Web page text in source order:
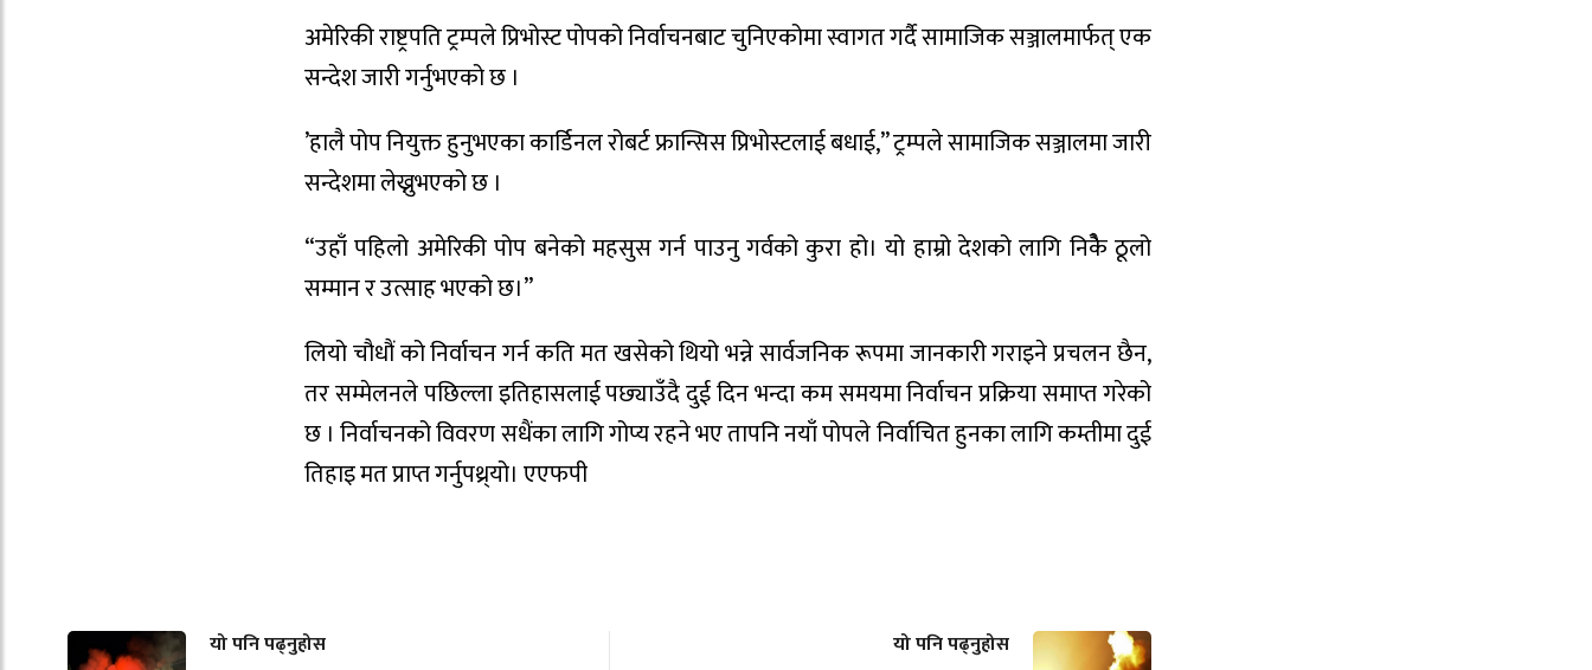
अमेरिकी राष्ट्रपति ट्रम्पले प्रिभोस्ट पोपको निर्वाचनबाट चुनिएकोमा स्वागत गर्दै सामाजिक सञ्जालमार्फत् एक
सन्देश जारी गर्नुभएको छ ।
’हालै पोप नियुक्त हुनुभएका कार्डिनल रोबर्ट फ्रान्सिस प्रिभोस्टलाई बधाई,” ट्रम्पले सामाजिक सञ्जालमा जारी
सन्देशमा लेख्नुभएको छ ।
“उहाँ पहिलो अमेरिकी पोप बनेको महसुस गर्न पाउनु गर्वको कुरा हो। यो हाम्रो देशको लागि निकैे ठूलो
सम्मान र उत्साह भएको छ।”
लियो चौधौं को निर्वाचन गर्न कति मत खसेको थियो भन्ने सार्वजनिक रूपमा जानकारी गराइने प्रचलन छैन,
तर सम्मेलनले पछिल्ला इतिहासलाई पछ्याउँदै दुई दिन भन्दा कम समयमा निर्वाचन प्रक्रिया समाप्त गरेको
छ । निर्वाचनको विवरण सधैंका लागि गोप्य रहने भए तापनि नयाँ पोपले निर्वाचित हुनका लागि कम्तीमा दुई
तिहाइ मत प्राप्त गर्नुपथ्र्यो। एएफपी
यो पनि पढ्नुहोस यो पनि पढ्नुहोस